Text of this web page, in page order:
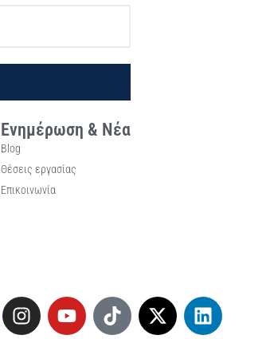
Ενημέρωση & Νέα
Blog
Θέσεις εργασίας
Επικοινωνία